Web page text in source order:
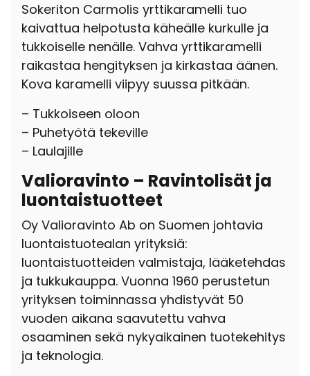
Sokeriton Carmolis yrttikaramelli tuo
kaivattua helpotusta käheälle kurkulle ja
tukkoiselle nenälle. Vahva yrttikaramelli
raikastaa hengityksen ja kirkastaa äänen.
Kova karamelli viipyy suussa pitkään.
– Tukkoiseen oloon
– Puhetyötä tekeville
– Laulajille
Valioravinto – Ravintolisät ja
luontaistuotteet
Oy Valioravinto Ab on Suomen johtavia
luontaistuotealan yrityksiä:
luontaistuotteiden valmistaja, lääketehdas
ja tukkukauppa. Vuonna 1960 perustetun
yrityksen toiminnassa yhdistyvät 50
vuoden aikana saavutettu vahva
osaaminen sekä nykyaikainen tuotekehitys
ja teknologia.